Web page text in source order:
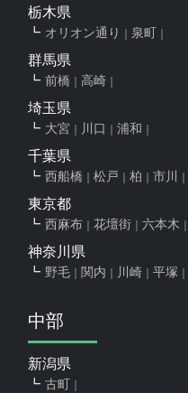
栃木県
オリオン通り 泉町
群馬県
前橋 高崎
埼玉県
大宮 川口 浦和
千葉県
西船橋 松戸 柏 市川
東京都
西麻布 花壇街 六本木
神奈川県
野毛 関内 川崎 平塚
中部
新潟県
古町